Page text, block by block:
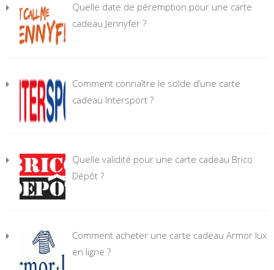
Quelle date de péremption pour une carte
cadeau Jennyfer ?
Comment connaître le solde d’une carte
cadeau Intersport ?
Quelle validité pour une carte cadeau Brico
Dépôt ?
Comment acheter une carte cadeau Armor lux
en ligne ?